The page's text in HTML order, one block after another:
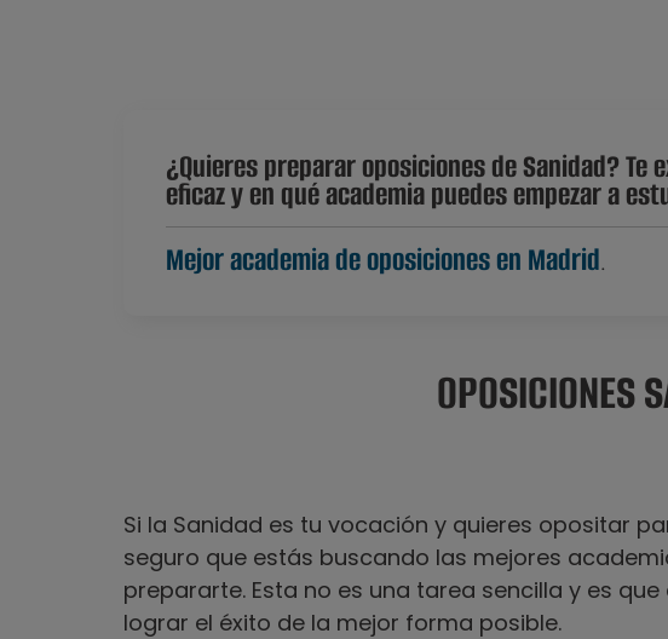
¿Quieres preparar oposiciones de Sanidad? Te
eficaz y en qué academia puedes empezar a
Mejor academia de oposiciones en Madrid.
OPOSICIONES
Si la Sanidad es tu vocación y quieres opositar
seguro que estás buscando las mejores
prepararte. Esta no es una tarea sencilla y es
lograr el éxito de la mejor forma posible.